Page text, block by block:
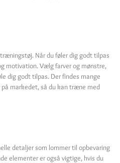
Når du føler dig godt tilpas
motivation. Vælg farver og mønstre,
dig godt tilpas. Der findes mange
markedet, så du kan træne med
detaljer som lommer til opbevaring
elementer er også vigtige, hvis du